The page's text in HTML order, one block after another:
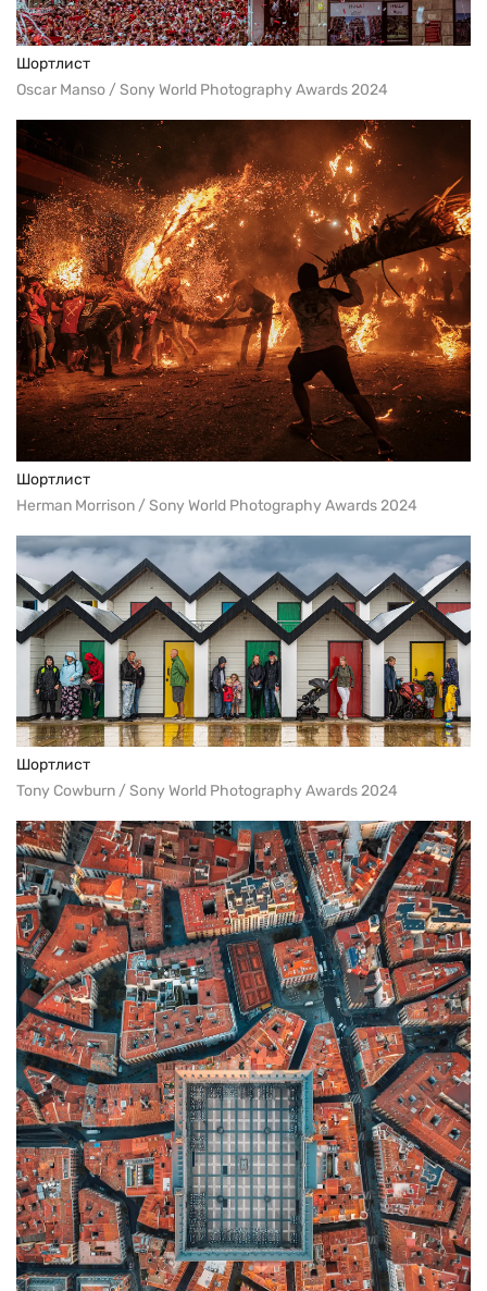
Шортлист
Oscar Manso / Sony World Photography Awards 2024
Шортлист
Herman Morrison / Sony World Photography Awards 2024
Шортлист
Tony Cowburn / Sony World Photography Awards 2024